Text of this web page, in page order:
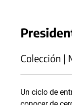
Colección |
Un ciclo de